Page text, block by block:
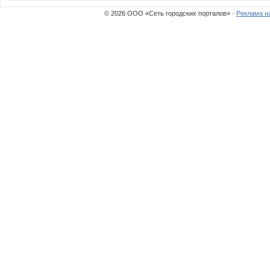
© 2026 ООО «Сеть городских порталов» · Реклама